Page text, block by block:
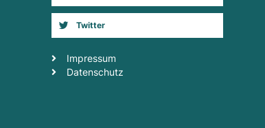
Twitter
Impressum
Datenschutz